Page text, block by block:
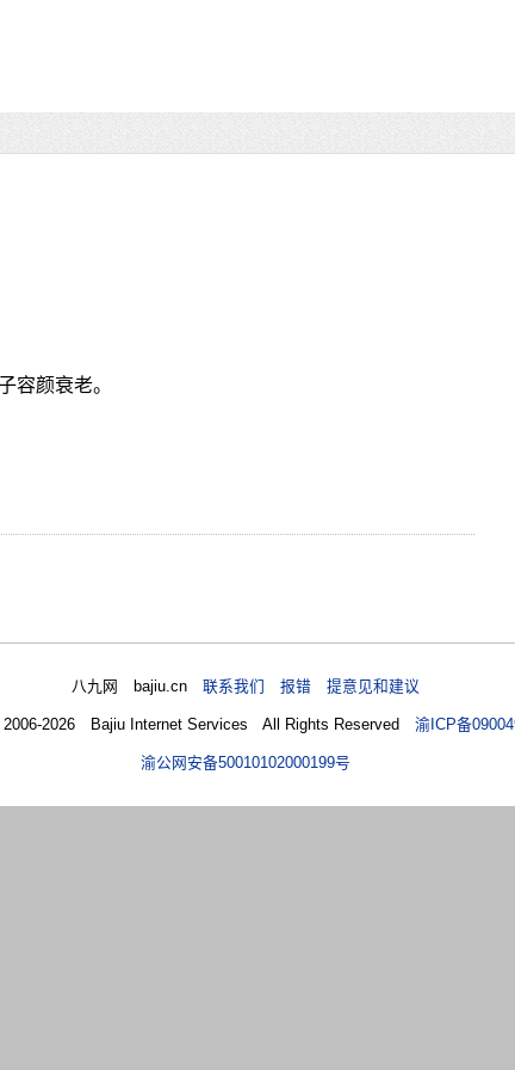
容颜衰老。
八九网 bajiu.cn联系我们 报错 提意见和建议
2006-2026 Bajiu Internet Services All Rights Reserved 渝ICP备
渝公网安备50010102000199号